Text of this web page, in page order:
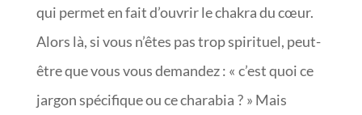
qui permet en fait d’ouvrir le chakra du cœur.
Alors là, si vous n’êtes pas trop spirituel, peut-
être que vous vous demandez : « c’est quoi ce
jargon spécifique ou ce charabia ? » Mais